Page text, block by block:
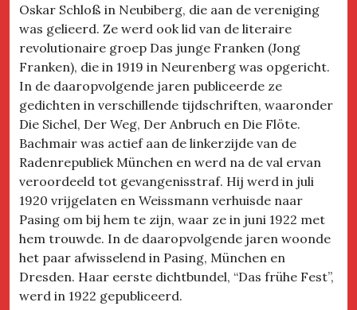
Oskar Schloß in Neubiberg, die aan de vereniging
was gelieerd. Ze werd ook lid van de literaire
revolutionaire groep Das junge Franken (Jong
Franken), die in 1919 in Neurenberg was opgericht.
In de daaropvolgende jaren publiceerde ze
gedichten in verschillende tijdschriften, waaronder
Die Sichel, Der Weg, Der Anbruch en Die Flöte.
Bachmair was actief aan de linkerzijde van de
Radenrepubliek München en werd na de val ervan
veroordeeld tot gevangenisstraf. Hij werd in juli
1920 vrijgelaten en Weissmann verhuisde naar
Pasing om bij hem te zijn, waar ze in juni 1922 met
hem trouwde. In de daaropvolgende jaren woonde
het paar afwisselend in Pasing, München en
Dresden. Haar eerste dichtbundel, “Das frühe Fest”,
werd in 1922 gepubliceerd.